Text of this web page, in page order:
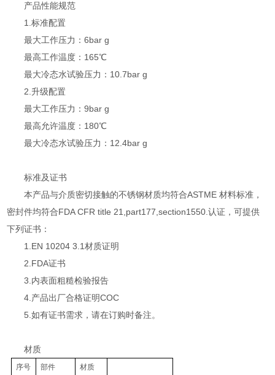
产品性能规范
1.标准配置
最大工作压力：6bar g
最高工作温度：165℃
最大冷态水试验压力：10.7bar g
2.升级配置
最大工作压力：9bar g
最高允许温度：180℃
最大冷态水试验压力：12.4bar g
标准及证书
本产品与介质密切接触的不锈钢材质均符合ASTME 材料标准，
密封件均符合FDA CFR title 21,part177,section1550.认证，可提供
下列证书：
1.EN 10204 3.1材质证明
2.FDA证书
3.内表面粗糙检验报告
4.产品出厂合格证明COC
5.如有证书需求，请在订购时备注。
材质
序号 部件 材质